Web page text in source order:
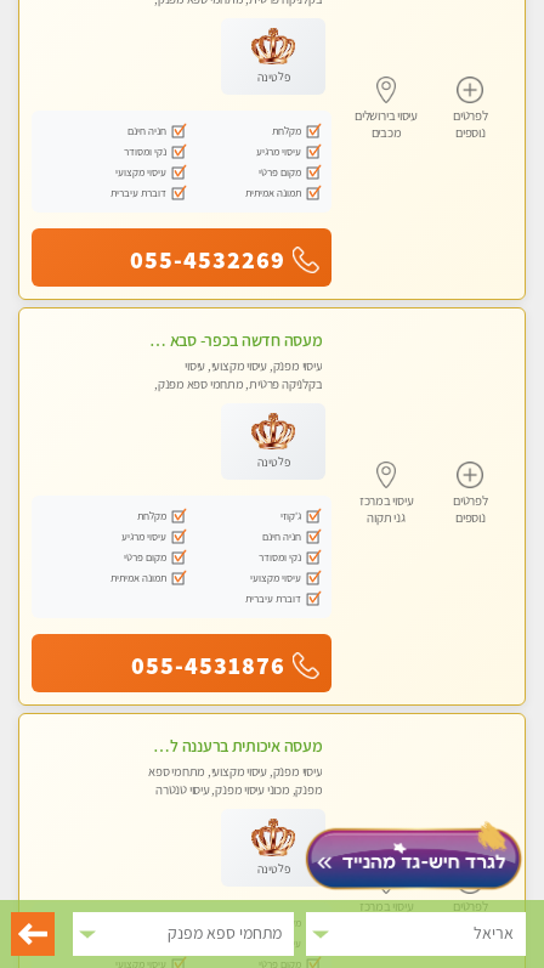
אריאל מתחמי ספא מפנק
לפרטים
נוספים
עיסוי בירושלים
מכבים
פלטינה
מקלחת
חניה חינם
עיסוי מרגיע
נקי ומסודר
מקום פרטי
עיסוי מקצועי
תמונה אמיתית
דוברת עיברית
055-4532269
לפרטים
נוספים
עיסוי במרכז
גני תקוה
מעסה חדשה בכפר- סבא מוזמן לחוויה בלתי נשכחת!!!עיסוי מפנק ומקצועי ביותר במקום פרטי לחלוטין!
עיסוי מפנק, עיסוי מקצועי, עיסוי
בקלניקה פרטית, מתחמי ספא מפנק,
פלטינה
ג'קוזי
מקלחת
חניה חינם
עיסוי מרגיע
נקי ומסודר
מקום פרטי
עיסוי מקצועי
תמונה אמיתית
דוברת עיברית
055-4531876
לפרטים
נוספים
עיסוי במרכז
מעסה איכותית ברעננה למאסז מקצועי ומפנק לכל שרירי הגוף
עיסוי מפנק, עיסוי מקצועי, מתחמי ספא
מפנק, מכוני עיסוי מפנק, עיסוי טנטרה
פלטינה
מקלחת
עיסוי מרגיע
מקום פרטי
עיסוי מקצועי